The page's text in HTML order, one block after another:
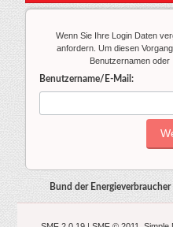
Wenn Sie Ihre Login Daten
anfordern. Um diesen
Benutzernamen oder
Benutzername/E-Mail:
Bund der Energieverbraucher